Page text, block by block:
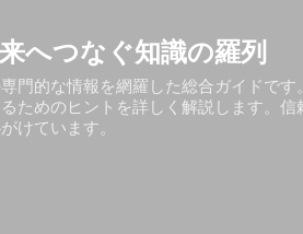
へつなぐ知識の羅列
門的な情報を網羅した総合ガイドです
ためのヒントを詳しく解説します。信
けています。